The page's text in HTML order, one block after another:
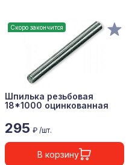
Скоро закончится
Шпилька резьбовая
18*1000 оцинкованная
295 ₽ /шт.
В корзину